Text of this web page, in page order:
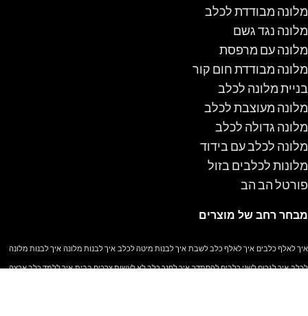
מלונה מבודדת לכלב
מלונה נגד גשם
מלונה עם מרפסת
מלונה מבודדת חום קור
בניית מלונה לכלב
מלונה מעוצבת לכלב
מלונה גדולה לכלב
מלונה לכלב עם בידוד
מלונות לכלבים בזול
פורטל הב הב
מבחר רחב של מוצרים
איך לאלף כלבים איך לאלף כלב לשבת איך לבנות מיטה לכלב איך לבנות מלונה איך לבנות מלונה
לכלב איך לגרום לשני כלבים להסתדר איך לחנך כלב לא לעשות צרכים בבית איך ללמד כלב ארצה